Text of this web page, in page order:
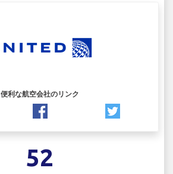
便利な航空会社のリンク
52